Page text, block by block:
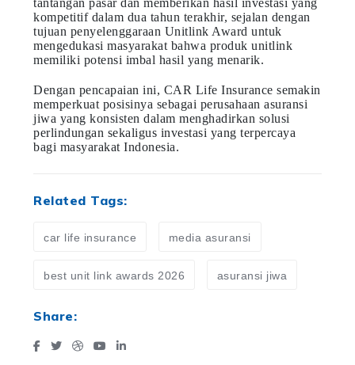
kompetitif dalam dua tahun terakhir, sejalan dengan
tujuan penyelenggaraan Unitlink Award untuk
mengedukasi masyarakat bahwa produk unitlink
memiliki potensi imbal hasil yang menarik.
Dengan pencapaian ini, CAR Life Insurance semakin
memperkuat posisinya sebagai perusahaan asuransi
jiwa yang konsisten dalam menghadirkan solusi
perlindungan sekaligus investasi yang terpercaya
bagi masyarakat Indonesia.
Related Tags:
car life insurance media asuransi
best unit link awards 2026 asuransi jiwa
Share: